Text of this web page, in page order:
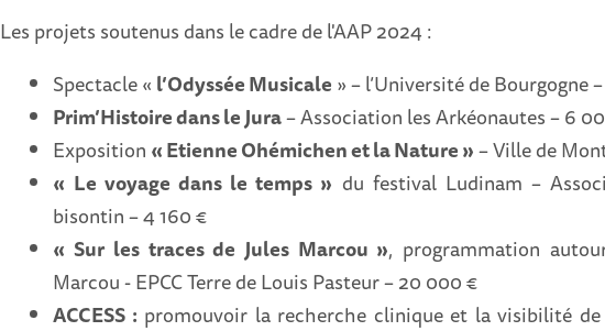
Les projets soutenus dans le cadre de l'AAP 2024 :
Spectacle « l’Odyssée Musicale » – l’Université de Bourgogne
Prim’Histoire dans le Jura– Association les Arkéonautes – 6
Exposition « Etienne Ohémichen et la Nature »– Ville de
« Le voyage dans le temps » du festival Ludinam –
bisontin – 4 160 €
« Sur les traces de Jules Marcou », programmation
Marcou - EPCC Terre de Louis Pasteur – 20 000 €
ACCESS : promouvoir la recherche clinique et la visibilité de